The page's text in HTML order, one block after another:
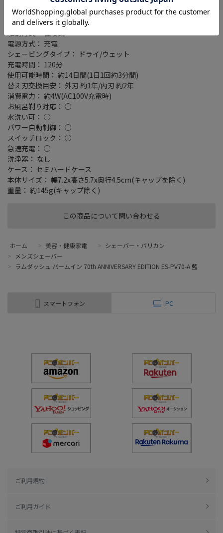
この商品について問い合わせる
刃の枚数： 5 枚刃
電源方式： 充電
シェービングタイプ： ドライ/ウェット
充電時間： 120分
使用可能時間： 約14日間(1日1回約3分間)
替え刃交換目安： 外刃 約1年/内刃 約2年
消費電力： 約4W(AC100V充電時)
お風呂剃り対応： ○
水洗い可： ○
パワー自動制御： ○
スイッチロック： ○
急速充電： ○
洗浄器： なし
ケース： セミハードケース
本体サイズ： 幅7.2x高さ5.7x奥行4.5cm(キャップを除く)
重量： 約145g(キャップ除く)
ホーム > 美容・健康家電 > シェーバー・バリカン
>
メンズシェーバー
> ラムダッシュ パームイン 70th ANNIVERSARY EDITION ES-PV70-A 藍
スマートフォン PC
ご利用規約
ご利用ガイド